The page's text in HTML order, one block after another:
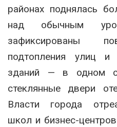
районах поднялась
над обычным
зафиксированы
подтопления улиц и
зданий — в одном
стеклянные двери
Власти города
школ и бизнес-